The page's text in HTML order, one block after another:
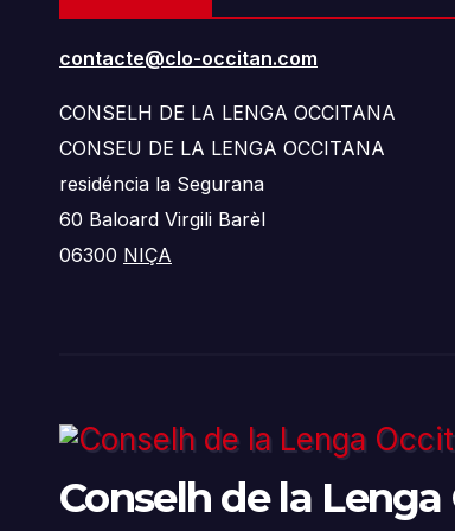
contacte@clo-occitan.com
CONSELH DE LA LENGA OCCITANA
CONSEU DE LA LENGA OCCITANA
residéncia la Segurana
60 Baloard Virgili Barèl
06300 NIÇA
Conselh de la